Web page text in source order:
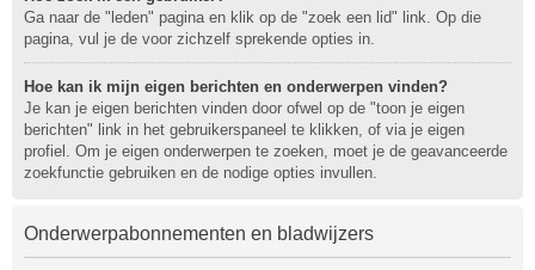
Ga naar de "leden" pagina en klik op de "zoek een lid" link. Op die
pagina, vul je de voor zichzelf sprekende opties in.
Hoe kan ik mijn eigen berichten en onderwerpen vinden?
Je kan je eigen berichten vinden door ofwel op de "toon je eigen
berichten" link in het gebruikerspaneel te klikken, of via je eigen
profiel. Om je eigen onderwerpen te zoeken, moet je de geavanceerde
zoekfunctie gebruiken en de nodige opties invullen.
Onderwerpabonnementen en bladwijzers